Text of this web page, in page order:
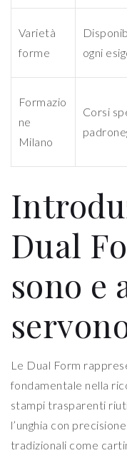
Varietà
forme
ogni
Formazio
ne
Milano
Corsi
Dual
sono e
Le Dual Form
fondamentale nella
stampi trasparenti
l’unghia con
tradizionali come